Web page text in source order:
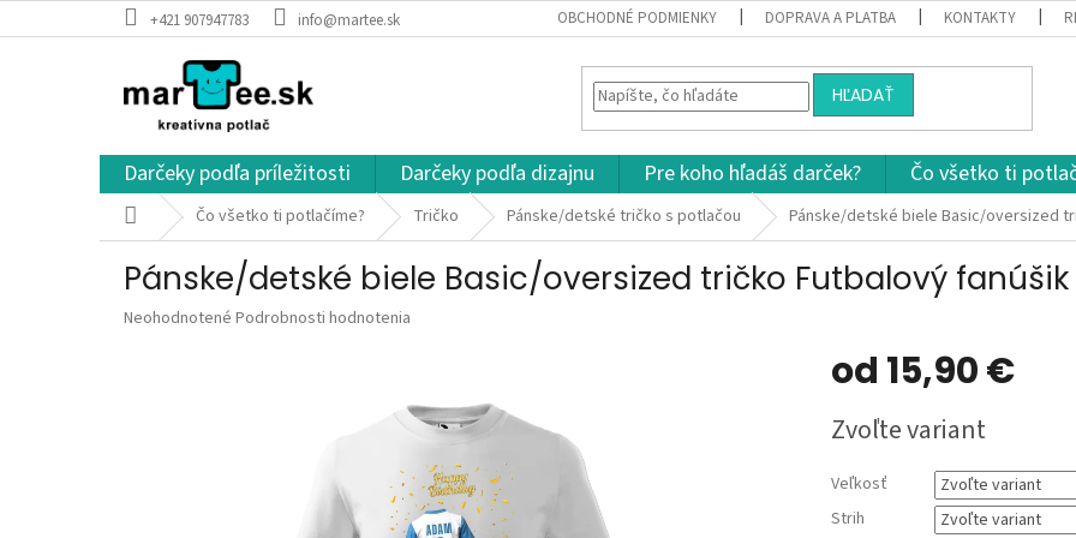
na
+421 907947783 info@martee.sk OBCHODNÉ PODMIENKY DOPRAVA A PLATBA KONTAKTY
HĽADAŤ
Darčeky podľa príležitosti Darčeky podľa dizajnu Pre koho hľadáš darček? Čo všetko ti
Domov Čo všetko ti potlačíme? Tričko Pánske/detské tričko s potlačou Pánske/detské biele Basic/oversized
Pánske/detské biele Basic/oversized tričko Futbalový fanúšik
Priemerné
Neohodnotené Podrobnosti hodnotenia
od 15,90 €
cena:
Zvoľte variant
Veľkosť
Strih